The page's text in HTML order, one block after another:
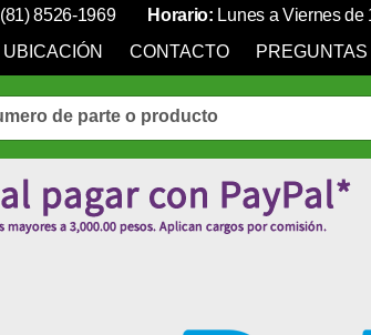
(81) 8526-1969 Horario: Lunes a Viernes de
UBICACIÓN CONTACTO